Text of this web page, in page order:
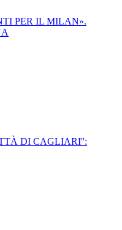
PER IL MILAN».
DI CAGLIARI'':